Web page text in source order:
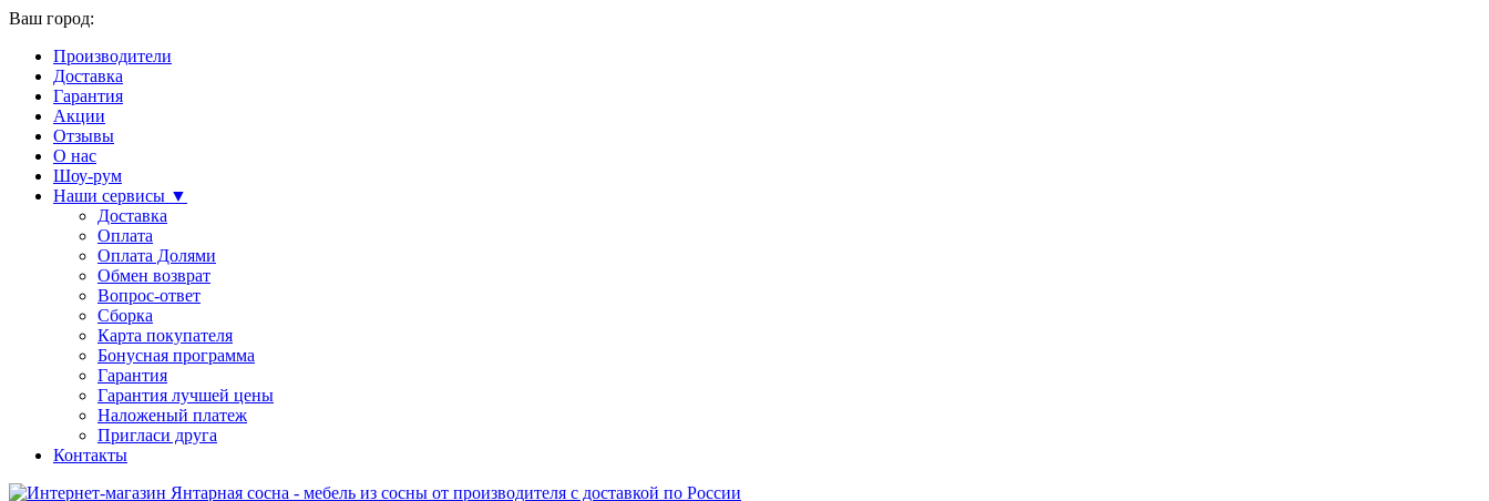
Ваш город:
Производители
Доставка
Гарантия
Акции
Отзывы
О нас
Шоу-рум
Наши сервисы ▼
Доставка
Оплата
Оплата Долями
Обмен возврат
Вопрос-ответ
Сборка
Карта покупателя
Бонусная программа
Гарантия
Гарантия лучшей цены
Наложеный платеж
Пригласи друга
Контакты